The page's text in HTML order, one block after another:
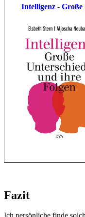
Intelligenz - Große
Fazit